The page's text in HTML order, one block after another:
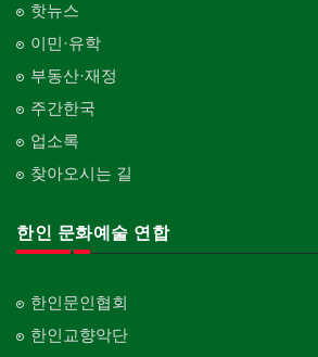
핫뉴스
이민·유학
부동산·재정
주간한국
업소록
찾아오시는 길
한인 문화예술 연합
한인문인협회
한인교향악단